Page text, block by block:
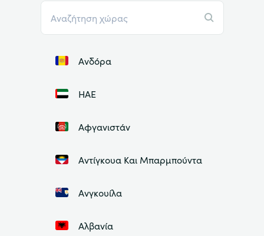
Ανδόρα
ΗΑΕ
Αφγανιστάν
Αντίγκουα Και Μπαρμπούντα
Ανγκουίλα
Αλβανία